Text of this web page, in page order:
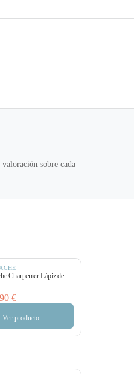
sobre cada
Charpenter Lápiz de
€
Ver producto